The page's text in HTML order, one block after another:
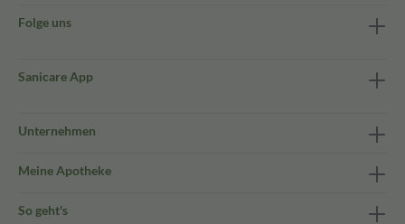
Folge uns
Sanicare App
Unternehmen
Meine Apotheke
So geht's